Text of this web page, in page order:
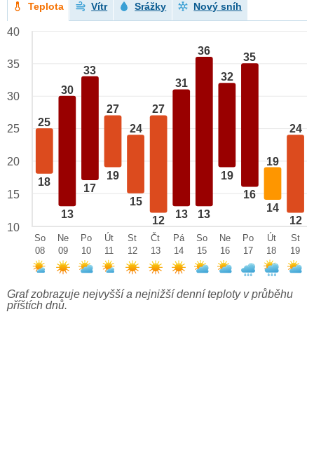
Teplota Vítr Srážky Nový sníh
25
18
30
13
33
17
27
19
24
15
27
12
31
13
36
13
32
19
35
16
19
14
24
12
40
35
30
25
20
15
10
So
08
Ne
09
Po
10
Út
11
St
12
Čt
13
Pá
14
So
15
Ne
16
Po
17
Út
18
St
19
Graf zobrazuje nejvyšší a nejnižší denní teploty v průběhu
příštích dnů.